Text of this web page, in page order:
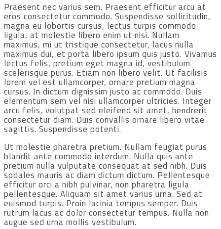
Praesent nec varius sem. Praesent efficitur arcu at
eros consectetur commodo. Suspendisse sollicitudin,
magna eu lobortis cursus, lectus turpis commodo
ligula, at molestie libero enim ut nisi. Nullam
maximus, mi ut tristique consectetur, lacus nulla
maximus dui, et porta libero ipsum quis justo. Vivamus
lectus felis, pretium eget magna id, vestibulum
scelerisque purus. Etiam non libero velit. Ut facilisis
lorem vel est ullamcorper, ornare pretium magna
cursus. In dictum dignissim justo ac commodo. Duis
elementum sem vel nisi ullamcorper ultricies. Integer
arcu felis, volutpat sed eleifend sit amet, hendrerit
consectetur diam. Duis convallis ornare libero vitae
sagittis. Suspendisse potenti.
Ut molestie pharetra pretium. Nullam feugiat purus
blandit ante commodo interdum. Nulla quis ante
pretium nulla vulputate consequat at sed nibh. Duis
sodales mauris ac diam dictum dictum. Pellentesque
efficitur orci a nibh pulvinar, non pharetra ligula
pellentesque. Aliquam sit amet varius urna. Sed at
euismod turpis. Proin lacinia tempus semper. Duis
rutrum lacus ac dolor consectetur tempus. Nulla non
augue sed urna mollis vestibulum.